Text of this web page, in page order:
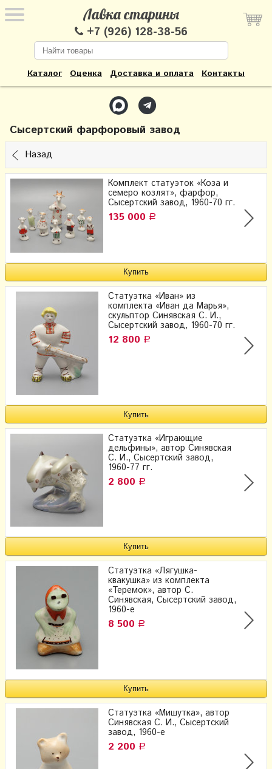
Лавка старины
+7 (926) 128-38-56
Каталог Оценка Доставка и оплата Контакты
Сысертский фарфоровый завод
Назад
Комплект статуэток «Коза и
семеро козлят», фарфор,
Сысертский завод, 1960-70 гг.
135 000 Р
Статуэтка «Иван» из
комплекта «Иван да Марья»,
скульптор Синявская С. И.,
Сысертский завод, 1960-70 гг.
12 800 Р
Статуэтка «Играющие
дельфины», ​автор Синявская
С. И., Сысертский завод,
1960-77 гг.
2 800 Р
Статуэтка «Лягушка-
квакушка» из комплекта
«Теремок», ​автор С.
Синявская​, Сысертский завод,
1960-е
8 500 Р
Статуэтка «Мишутка», ​автор
Синявская С. И., Сысертский
завод, 1960-е
2 200 Р